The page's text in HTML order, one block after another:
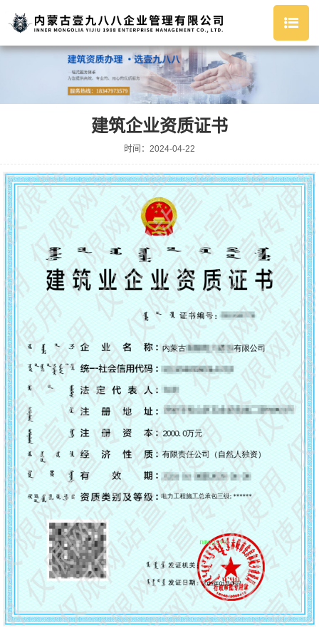
建筑企业资质证书
时间：2024-04-22